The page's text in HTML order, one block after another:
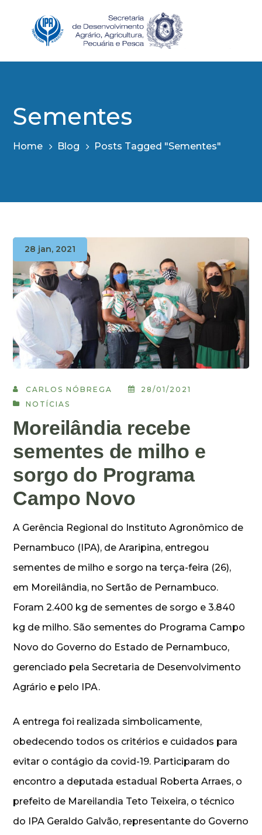
Sementes
Home Blog Posts Tagged "Sementes"
28 jan, 2021
CARLOS NÓBREGA
28/01/2021
NOTÍCIAS
Moreilândia recebe
sementes de milho e
sorgo do Programa
Campo Novo
A Gerência Regional do Instituto Agronômico de
Pernambuco (IPA), de Araripina, entregou
sementes de milho e sorgo na terça-feira (26),
em Moreilândia, no Sertão de Pernambuco.
Foram 2.400 kg de sementes de sorgo e 3.840
kg de milho. São sementes do Programa Campo
Novo do Governo do Estado de Pernambuco,
gerenciado pela Secretaria de Desenvolvimento
Agrário e pelo IPA.
A entrega foi realizada simbolicamente,
obedecendo todos os critérios e cuidados para
evitar o contágio da covid-19. Participaram do
encontro a deputada estadual Roberta Arraes, o
prefeito de Mareilandia Teto Teixeira, o técnico
do IPA Geraldo Galvão, representante do Governo